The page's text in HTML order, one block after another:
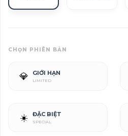
CHỌN PHIÊN BẢN
💎 GIỚI HẠN
LIMITED
☀️ ĐẶC BIỆT
SPECIAL